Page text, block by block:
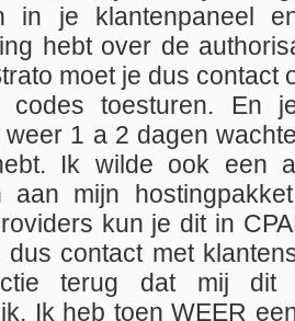
in je klantenpaneel
hebt over de
moet je dus contact
toesturen. En
weer 1 a 2 dagen
Ik wilde ook een
aan mijn
kun je dit in
dus contact met
terug dat mij dit
Ik heb toen WEER